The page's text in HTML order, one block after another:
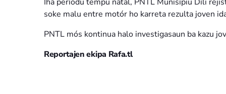
soke malu entre motór ho karreta rezulta joven
PNTL mós kontinua halo investigasaun ba kazu
Reportajen ekipa Rafa.tl